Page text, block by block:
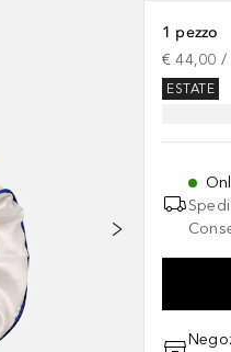
1 pezzo
€ 44,00 /
ESTATE